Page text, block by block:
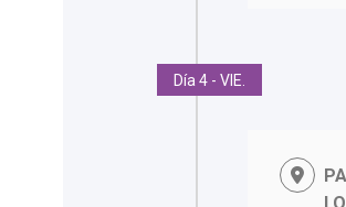
Día 4 - VIE.